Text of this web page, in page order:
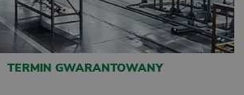
TERMIN GWARANTOWANY